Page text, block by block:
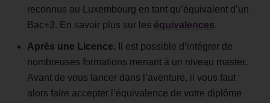
reconnus au Luxembourg en tant qu’équivalent d’un
Bac+3. En savoir plus sur les équivalences.
Après une Licence. Il est possible d’intégrer de
nombreuses formations menant à un niveau master.
Avant de vous lancer dans l’aventure, il vous faut
alors faire accepter l’équivalence de votre diplôme